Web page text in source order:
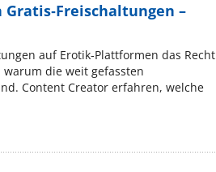
–
auf Erotik‑Plattformen das Recht
die weit gefassten
Content Creator erfahren, welche